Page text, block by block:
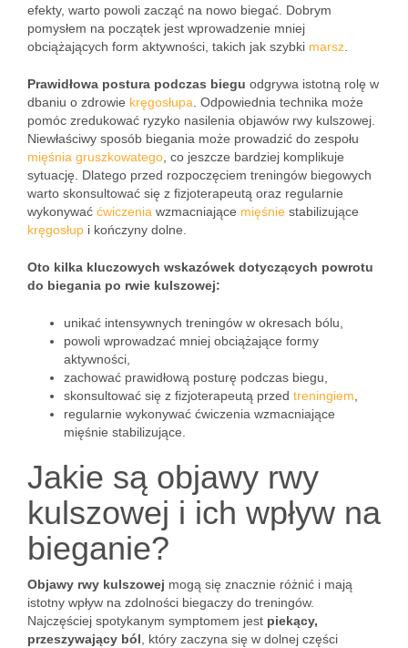
efekty, warto powoli zacząć na nowo biegać. Dobrym
pomysłem na początek jest wprowadzenie mniej
obciążających form aktywności, takich jak szybki marsz
Prawidłowa postura podczas biegu odgrywa istotną rolę w
dbaniu o zdrowie kręgosłupa . Odpowiednia technika może
pomóc zredukować ryzyko nasilenia objawów rwy kulszowej.
Niewłaściwy sposób biegania może prowadzić do zespołu
mięśnia gruszkowatego , co jeszcze bardziej komplikuje
sytuację. Dlatego przed rozpoczęciem treningów biegowych
warto skonsultować się z fizjoterapeutą oraz regularnie
wykonywać ćwiczenia wzmacniające mięśnie stabilizujące
kręgosłup i kończyny dolne.
Oto kilka kluczowych wskazówek dotyczących powrotu
do biegania po rwie kulszowej:
unikać intensywnych treningów w okresach bólu,
powoli wprowadzać mniej obciążające formy
aktywności,
zachować prawidłową posturę podczas biegu,
skonsultować się z fizjoterapeutą przed treningiem
regularnie wykonywać ćwiczenia wzmacniające
mięśnie stabilizujące.
Jakie są objawy rwy
kulszowej i ich wpływ na
bieganie?
Objawy rwy kulszowej mogą się znacznie różnić i mają
istotny wpływ na zdolności biegaczy do treningów.
Najczęściej spotykanym symptomem jest piekący,
przeszywający ból , który zaczyna się w dolnej części